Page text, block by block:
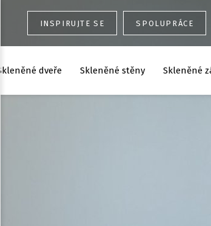
INSPIRUJTE SE SPOLUPRÁCE
Skleněné dveře Skleněné stěny Skleněné